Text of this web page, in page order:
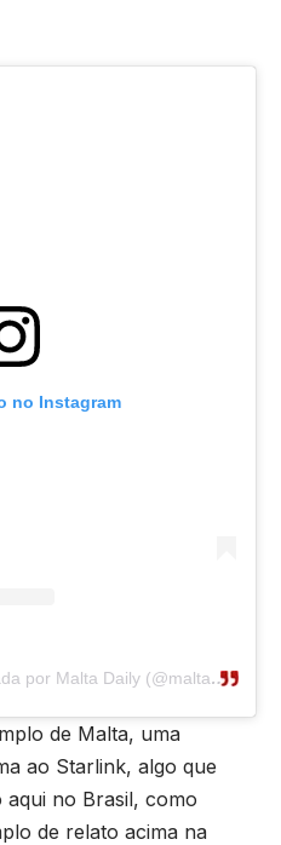
no Instagram
Uma publicação compartilhada por Malta Daily (@maltadaily.mt)
de Malta, uma
ao Starlink, algo que
no Brasil, como
de relato acima na